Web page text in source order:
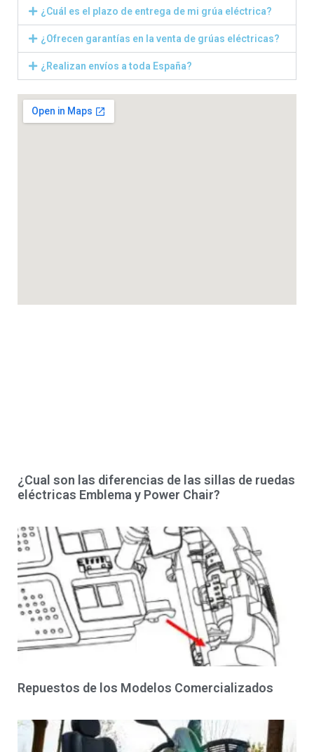
¿Cuál es el plazo de entrega de mi grúa eléctrica?
¿Ofrecen garantías en la venta de grúas eléctricas?
¿Realizan envíos a toda España?
¿Cual son las diferencias de las sillas de ruedas
eléctricas Emblema y Power Chair?
Repuestos de los Modelos Comercializados